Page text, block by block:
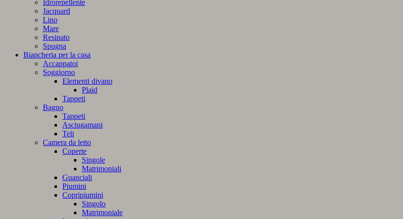
Idrorepellente
Jacquard
Lino
Mare
Resinato
Spugna
Biancheria per la casa
Accappatoi
Soggiorno
Elementi divano
Plaid
Tappeti
Bagno
Tappeti
Asciugamani
Teli
Camera da letto
Coperte
Singole
Matrimoniali
Guanciali
Piumini
Copripiumini
Singolo
Matrimoniale